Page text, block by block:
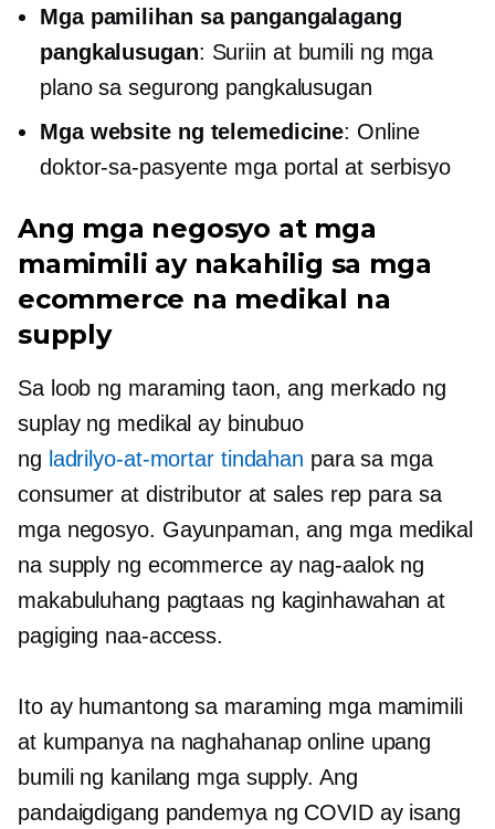
Mga pamilihan sa pangangalagang
pangkalusugan: Suriin at bumili ng mga
plano sa segurong pangkalusugan
Mga website ng telemedicine: Online
doktor-sa-pasyente mga portal at serbisyo
Ang mga negosyo at mga
mamimili ay nakahilig sa mga
ecommerce na medikal na
supply
Sa loob ng maraming taon, ang merkado ng
suplay ng medikal ay binubuo
ng ladrilyo-at-mortartindahan para sa mga
consumer at distributor at sales rep para sa
mga negosyo. Gayunpaman, ang mga medikal
na supply ng ecommerce ay nag-aalok ng
makabuluhang pagtaas ng kaginhawahan at
pagiging naa-access.
Ito ay humantong sa maraming mga mamimili
at kumpanya na naghahanap online upang
bumili ng kanilang mga supply. Ang
pandaigdigang pandemya ng COVID ay isang